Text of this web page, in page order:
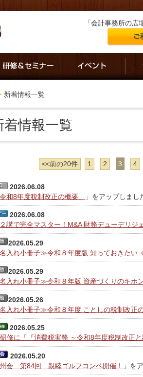
「会計事務所の広
新着情報一覧
着情報一覧
<<前の20件 1 2 3 4
2026.06.08
令和8年度税制改正の概要」 」をアップしまし
2026.06.08
講で完全マスター！M&A 財務デューデリジ
2026.05.29
入れ小冊子≫令和８年度版 知っておきたい
2026.05.29
入れ小冊子≫令和８年版 資産づくりのキホ
2026.05.26
入れ小冊子≫令和８年度 ことしの税制改正
2026.05.25
修に「『消費税実務 ～令和8年度税制改正
2026.05.20
会 第84回 親睦ゴルフコンペ開催！ 」を